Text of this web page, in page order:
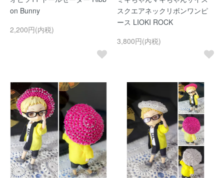
on Bunny
2,200円(内税)
スクエアネックリボンワンピ
ース LIOKI ROCK
3,800円(内税)